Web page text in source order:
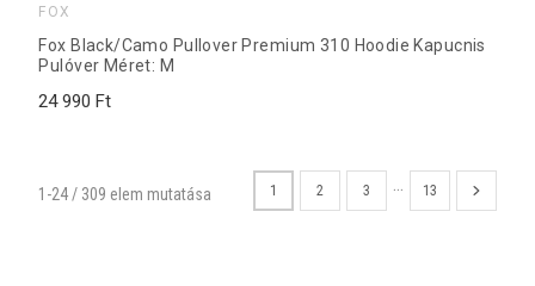
FOX
Fox Black/Camo Pullover Premium 310 Hoodie Kapucnis
Pulóver Méret: M
24 990 Ft
1-24 / 309 elem mutatása 1 2 3 … 13